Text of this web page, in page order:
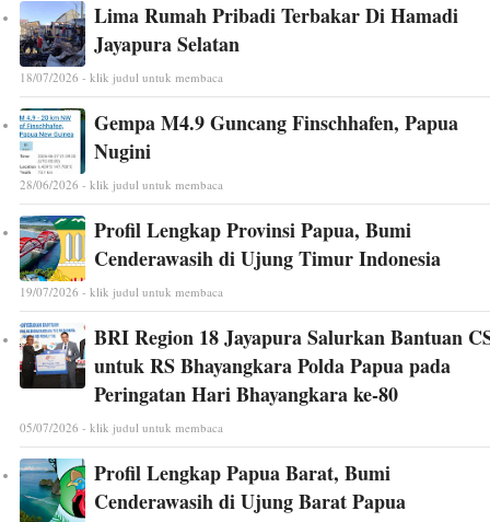
Lima Rumah Pribadi Terbakar Di Hamadi
Jayapura Selatan
18/07/2026 - klik judul untuk membaca
Gempa M4.9 Guncang Finschhafen, Papua
Nugini
28/06/2026 - klik judul untuk membaca
Profil Lengkap Provinsi Papua, Bumi
Cenderawasih di Ujung Timur Indonesia
19/07/2026 - klik judul untuk membaca
BRI Region 18 Jayapura Salurkan Bantuan
untuk RS Bhayangkara Polda Papua pada
Peringatan Hari Bhayangkara ke-80
05/07/2026 - klik judul untuk membaca
Profil Lengkap Papua Barat, Bumi
Cenderawasih di Ujung Barat Papua